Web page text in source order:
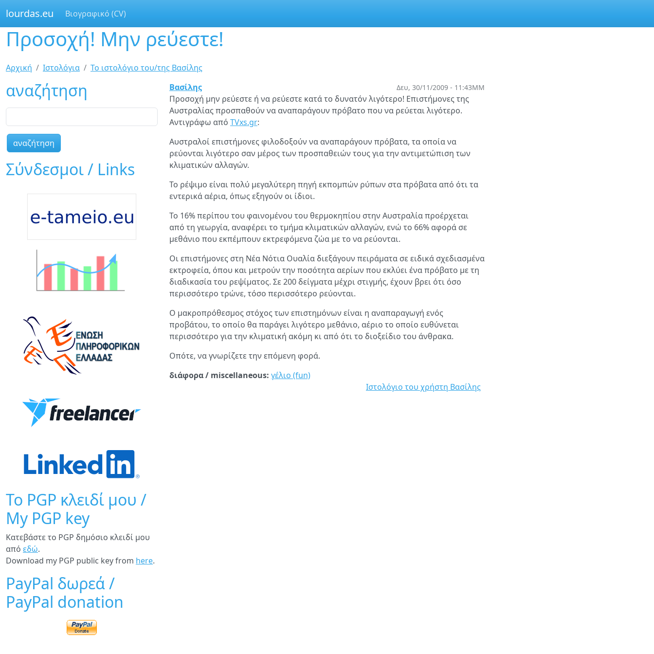
lourdas.eu
Βιογραφικό (CV)
Παράκαμψη
προς
κυρίως
Προσοχή! Μην ρεύεστε!
Είστε
εδώ
Αρχική Ιστολόγια Το ιστολόγιο του/της Βασίλης
Δευ, 30/11/2009 - 11:43ΜΜ
Βασίλης
Προσοχή μην ρεύεστε ή να ρεύεστε κατά το δυνατόν λιγότερο! Επιστήμονες της
Αυστραλίας προσπαθούν να αναπαράγουν πρόβατο που να ρεύεται λιγότερο.
Αντιγράφω από TVxs.gr:
Αυστραλοί επιστήμονες φιλοδοξούν να αναπαράγουν πρόβατα, τα οποία να
ρεύονται λιγότερο σαν μέρος των προσπαθειών τους για την αντιμετώπιση των
κλιματικών αλλαγών.
Το ρέψιμο είναι πολύ μεγαλύτερη πηγή εκπομπών ρύπων στα πρόβατα από ότι τα
εντερικά αέρια, όπως εξηγούν οι ίδιοι.
Το 16% περίπου του φαινομένου του θερμοκηπίου στην Αυστραλία προέρχεται
από τη γεωργία, αναφέρει το τμήμα κλιματικών αλλαγών, ενώ το 66% αφορά σε
μεθάνιο που εκπέμπουν εκτρεφόμενα ζώα με το να ρεύονται.
Οι επιστήμονες στη Νέα Νότια Ουαλία διεξάγουν πειράματα σε ειδικά σχεδιασμένα
εκτροφεία, όπου και μετρούν την ποσότητα αερίων που εκλύει ένα πρόβατο με τη
διαδικασία του ρεψίματος. Σε 200 δείγματα μέχρι στιγμής, έχουν βρει ότι όσο
περισσότερο τρώνε, τόσο περισσότερο ρεύονται.
Ο μακροπρόθεσμος στόχος των επιστημόνων είναι η αναπαραγωγή ενός
προβάτου, το οποίο θα παράγει λιγότερο μεθάνιο, αέριο το οποίο ευθύνεται
περισσότερο για την κλιματική ακόμη κι από ότι το διοξείδιο του άνθρακα.
Οπότε, να γνωρίζετε την επόμενη φορά.
διάφορα / miscellaneous: γέλιο (fun)
Ιστολόγιο του χρήστη Βασίλης
αναζήτηση
Σύνδεσμοι / Links
Το PGP κλειδί μου /
My PGP key
Κατεβάστε το PGP δημόσιο κλειδί μου
από εδώ.
Download my PGP public key from here.
PayPal δωρεά /
PayPal donation